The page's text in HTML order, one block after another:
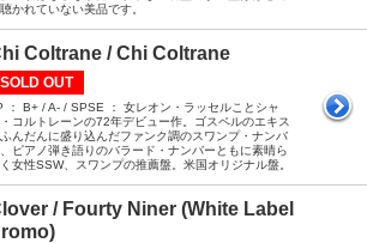
かれていない美品です。
Coltrane / Chi Coltrane
SOLD OUT
： B+ / A- / SPSE ： 女レオン・ラッセルことシャ
コルトレーンの72年デビュー作。ゴスペルのエキス
んだんに盛り込んだファンク調のスワンプ・ナンバ
ピアノ弾き語りのバラード・ナンバーともに素晴ら
く女性SSW、スワンプの推薦盤。米国オリジナル盤。
/ Fourty Niner (White Label